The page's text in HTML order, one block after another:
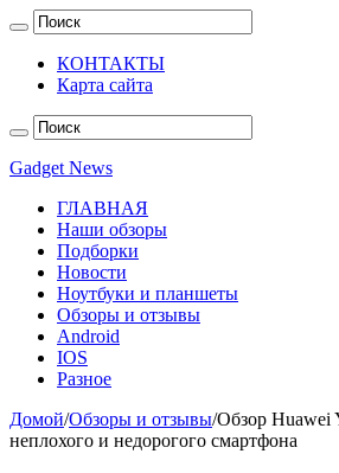
КОНТАКТЫ
Карта сайта
Gadget News
ГЛАВНАЯ
Наши обзоры
Подборки
Новости
Ноутбуки и планшеты
Обзоры и отзывы
Android
IOS
Разное
Домой/Обзоры и отзывы/Обзор Huawei
неплохого и недорогого смартфона